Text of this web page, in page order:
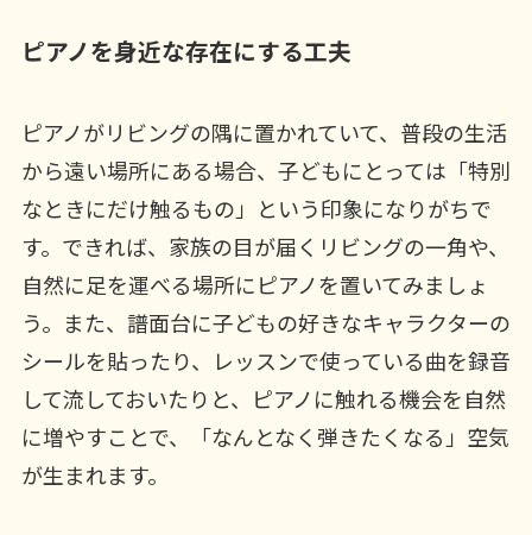
ピアノを身近な存在にする工夫
ピアノがリビングの隅に置かれていて、普段の生活
から遠い場所にある場合、子どもにとっては「特別
なときにだけ触るもの」という印象になりがちで
す。できれば、家族の目が届くリビングの一角や、
自然に足を運べる場所にピアノを置いてみましょ
う。また、譜面台に子どもの好きなキャラクターの
シールを貼ったり、レッスンで使っている曲を録音
して流しておいたりと、ピアノに触れる機会を自然
に増やすことで、「なんとなく弾きたくなる」空気
が生まれます。